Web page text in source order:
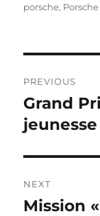
porsche, Porsche
PREVIOUS
Previous
post:
Grand
jeunesse
NEXT
Next
Mission